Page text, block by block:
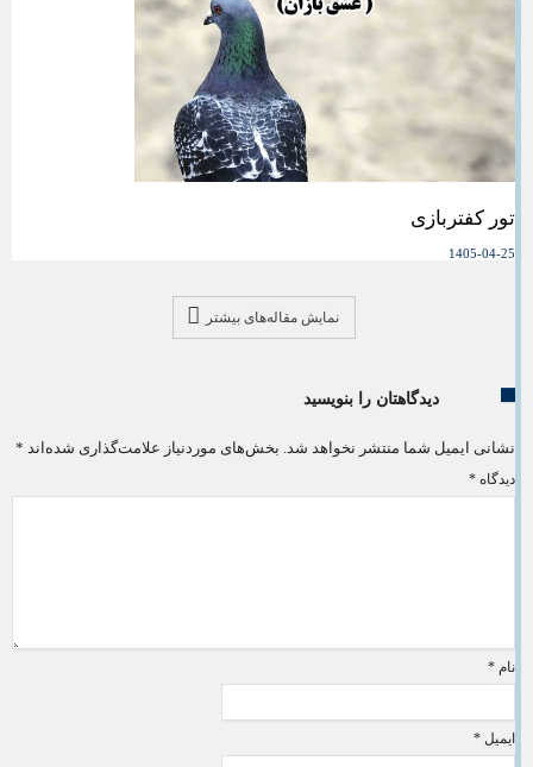
تور کفتربازی
1405-04-25
نمایش مقاله‌های بیشتر
دیدگاهتان را بنویسید
نشانی ایمیل شما منتشر نخواهد شد. بخش‌های موردنیاز علامت‌گذاری شده‌اند *
دیدگاه *
نام *
ایمیل *